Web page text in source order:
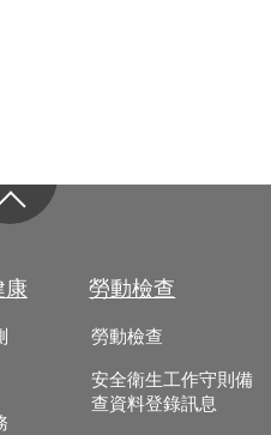
康 勞動檢查
勞動檢查
安全衛生工作守則備
查資料登錄訊息